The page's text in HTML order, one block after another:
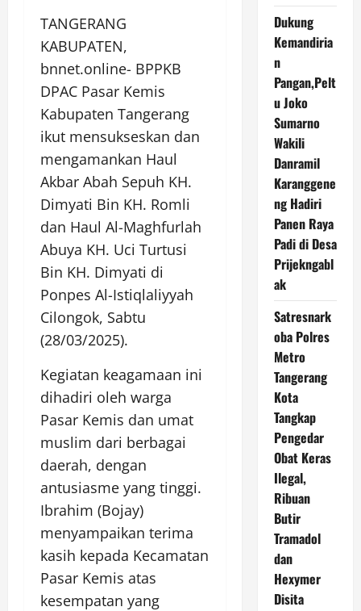
TANGERANG
KABUPATEN,
bnnet.online- BPPKB
DPAC Pasar Kemis
Kabupaten Tangerang
ikut mensukseskan dan
mengamankan Haul
Akbar Abah Sepuh KH.
Dimyati Bin KH. Romli
dan Haul Al-Maghfurlah
Abuya KH. Uci Turtusi
Bin KH. Dimyati di
Ponpes Al-Istiqlaliyyah
Cilongok, Sabtu
(28/03/2025).
Kegiatan keagamaan ini
dihadiri oleh warga
Pasar Kemis dan umat
muslim dari berbagai
daerah, dengan
antusiasme yang tinggi.
Ibrahim (Bojay)
menyampaikan terima
kasih kepada Kecamatan
Pasar Kemis atas
kesempatan yang
Dukung
Kemandiria
n
Pangan,Pelt
u Joko
Sumarno
Wakili
Danramil
Karanggene
ng Hadiri
Panen Raya
Padi di Desa
Prijekngabl
ak
Satresnark
oba Polres
Metro
Tangerang
Kota
Tangkap
Pengedar
Obat Keras
Ilegal,
Ribuan
Butir
Tramadol
dan
Hexymer
Disita